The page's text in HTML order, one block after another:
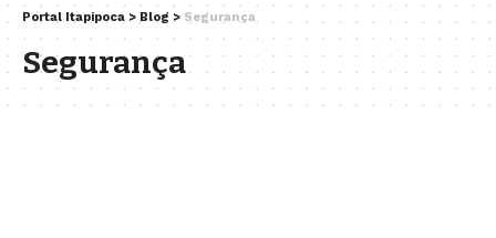
Portal Itapipoca > Blog > Segurança
Segurança